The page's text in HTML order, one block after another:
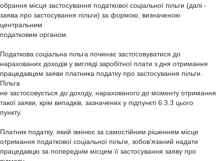
обрання місця застосування податкової соціальної пільги (далі -
заява про застосування пільги) за формою, визначеною
центральним
податковим органом.
Податкова соціальна пільга починає застосовуватися до
нарахованих доходів у вигляді заробітної плати з дня отримання
працедавцем заяви платника податку про застосування пільги.
Пільга
не застосовується до доходу, нарахованого до моменту отримання
такої заяви, крім випадків, зазначених у підпункті 6.3.3 цього
пункту.
Платник податку, який змінює за самостійним рішенням місце
отримання податкової соціальної пільги, зобов'язаний надати
працедавцю за попереднім місцем її застосування заяву про